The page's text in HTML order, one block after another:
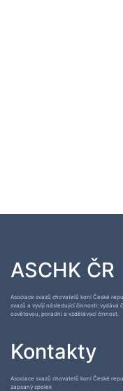
ASCHK ČR
Asociace svazů chovatelů koní České
svazů a vyvíjí následující činnosti: vydává
osvětovou, poradní a vzdělávací činnost.
Kontakty
Asociace svazů chovatelů koní České
zapsaný spolek